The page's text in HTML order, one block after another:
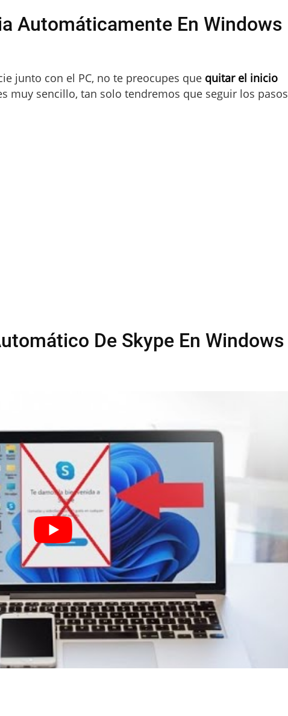
Automáticamente En Windows
junto con el PC, no te preocupes que quitar el inicio
muy sencillo, tan solo tendremos que seguir los pasos
De Skype En Windows